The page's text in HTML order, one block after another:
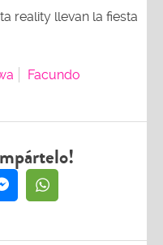
reality llevan la fiesta
Facundo